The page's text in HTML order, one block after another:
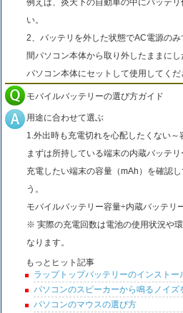
例えば、炎天下の自動車の中にバッテ
い。
2、バッテリを外した状態でAC電源の
間パソコン本体から取り外したままに
パソコン本体にセットして使用してくだ
モバイルバッテリーの選び方ガイド
用途に合わせて選ぶ
1.外出時も充電切れを心配したくない～
まずは所持している端末の内蔵バッテリ
充電したい端末の容量（mAh）を確認
う。
モバイルバッテリー容量÷内蔵バッテリ
※ 実際の充電回数は電池の使用状況や
なります。
もっとヒット記事
ラップトップバッテリーのインストー
パソコンのスピーカーから鳴るノイズ
パソコンのマウスの選び方